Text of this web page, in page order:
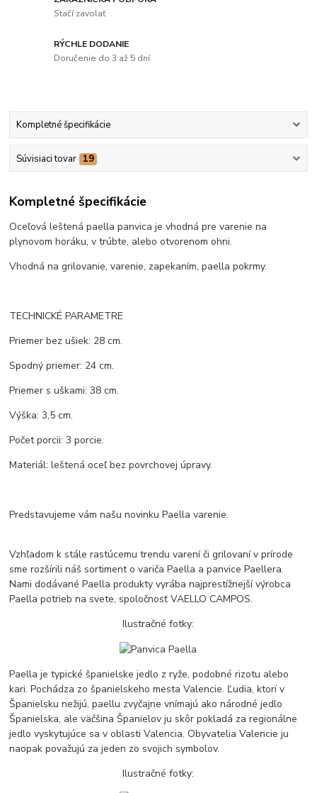
Stačí zavolať
RÝCHLE DODANIE
Doručenie do 3 až 5 dní
Kompletné špecifikácie
Súvisiaci tovar 19
Kompletné špecifikácie
Oceľová leštená paella panvica je vhodná pre varenie na
plynovom horáku, v trúbte, alebo otvorenom ohni.
Vhodná na grilovanie, varenie, zapekaním, paella pokrmy.
TECHNICKÉ PARAMETRE
Priemer bez ušiek: 28 cm.
Spodný priemer: 24 cm.
Priemer s uškami: 38 cm.
Výška: 3,5 cm.
Počet porcii: 3 porcie.
Materiál: leštená oceľ bez povrchovej úpravy.
Predstavujeme vám našu novinku Paella varenie.
Vzhľadom k stále rastúcemu trendu varení či grilovaní v prírode
sme rozšírili náš sortiment o variča Paella a panvice Paellera.
Nami dodávané Paella produkty vyrába najprestížnejší výrobca
Paella potrieb na svete, spoločnosť VAELLO CAMPOS.
Ilustračné fotky:
Paella je typické španielske jedlo z ryže, podobné rizotu alebo
kari. Pochádza zo španielskeho mesta Valencie. Ľudia, ktorí v
Španielsku nežijú, paellu zvyčajne vnímajú ako národné jedlo
Španielska, ale väčšina Španielov ju skôr pokladá za regionálne
jedlo vyskytujúce sa v oblasti Valencia. Obyvatelia Valencie ju
naopak považujú za jeden zo svojich symbolov.
Ilustračné fotky: